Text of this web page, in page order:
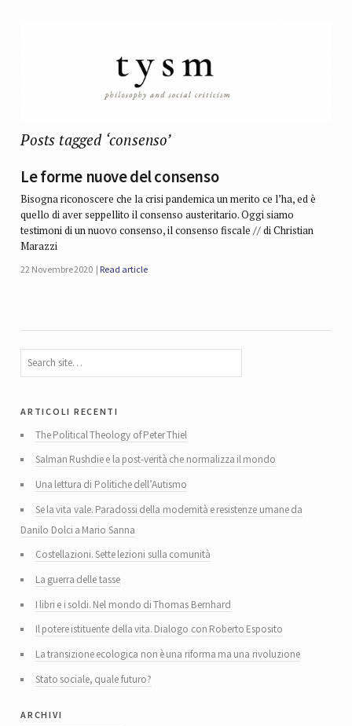
Posts tagged ‘consenso’
Le forme nuove del consenso
Bisogna riconoscere che la crisi pandemica un merito ce l’ha, ed è
quello di aver seppellito il consenso austeritario. Oggi siamo
testimoni di un nuovo consenso, il consenso fiscale // di Christian
Marazzi
22 Novembre 2020 Read article
articoli recenti
The Political Theology of Peter Thiel
Salman Rushdie e la post-verità che normalizza il mondo
Una lettura di Politiche dell’Autismo
Se la vita vale. Paradossi della modernità e resistenze umane da
Danilo Dolci a Mario Sanna
Costellazioni. Sette lezioni sulla comunità
La guerra delle tasse
I libri e i soldi. Nel mondo di Thomas Bernhard
Il potere istituente della vita. Dialogo con Roberto Esposito
La transizione ecologica non è una riforma ma una rivoluzione
Stato sociale, quale futuro?
archivi